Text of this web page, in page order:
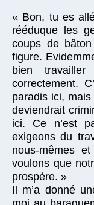
« Bon, tu es
rééduque les
coups de
figure.
bien
correctement.
paradis ici,
deviendrait
ici. Ce n’est
exigeons du
nous-mêmes
voulons que
prospère. »
Il m’a donné